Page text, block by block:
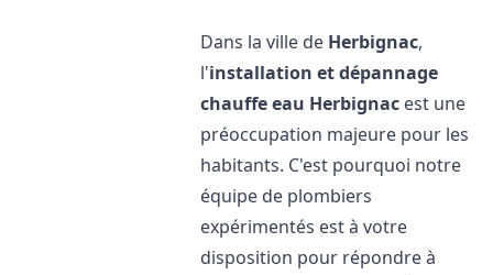
Dans la ville de Herbignac,
l'installation et dépannage
chauffe eau Herbignac est une
préoccupation majeure pour les
habitants. C'est pourquoi notre
équipe de plombiers
expérimentés est à votre
disposition pour répondre à